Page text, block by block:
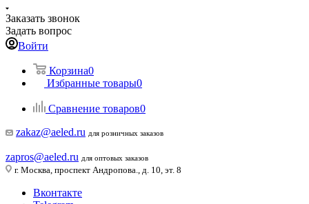
Заказать звонок
Задать вопрос
Войти
Корзина0
Избранные товары0
Сравнение товаров0
zakaz@aeled.ru для розничных заказов
zapros@aeled.ru для оптовых заказов
г. Москва, проспект Андропова., д. 10, эт. 8
Вконтакте